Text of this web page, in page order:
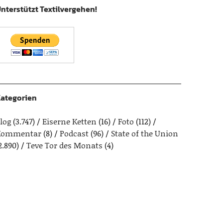
Textilvergehen!
(3.747) Eiserne Ketten (16) Foto (112)
(8) Podcast(96)
State of the Union
Teve Tor des Monats (4)